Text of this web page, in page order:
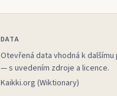
DATA
Otevřená data vhodná k
— s uvedením zdroje a licence.
Kaikki.org (Wiktionary)